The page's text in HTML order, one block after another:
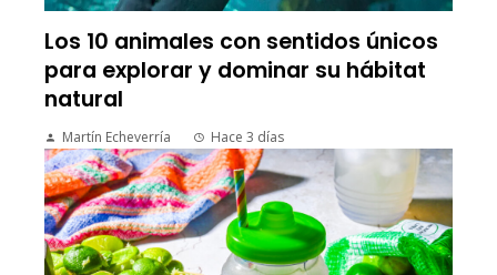
Los 10 animales con sentidos únicos
para explorar y dominar su hábitat
natural
Martín Echeverría Hace 3 días